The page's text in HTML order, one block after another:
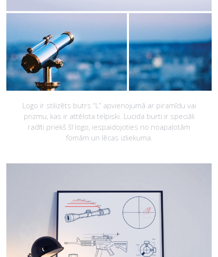
Logo ir stilizēts butrs “L” apvienojumā ar piramīdu vai
prizmu, kas ir attēlota telpiski. Lucida burti ir speciāli
radīti priekš šī logo, iespaidojoties no noapaļotām
fomām un lēcas izliekuma.